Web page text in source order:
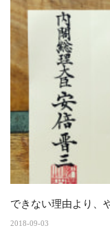
できない理由より、
2018-09-03